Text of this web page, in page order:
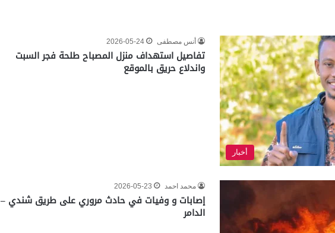
أخبار
أنس مصطفى 2026-05-24
تفاصيل استهداف منزل المصباح طلحة فجر السبت
واندلاع حريق بالموقع
محمد احمد 2026-05-23
إصابات و وفيات في حادث مروري على طريق شندي –
الدامر